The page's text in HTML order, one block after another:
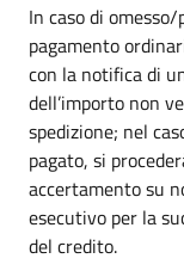
In caso di
pagamento
con la notifica di
dell’importo non
spedizione; nel
pagato, si
accertamento su
esecutivo per la
del credito.